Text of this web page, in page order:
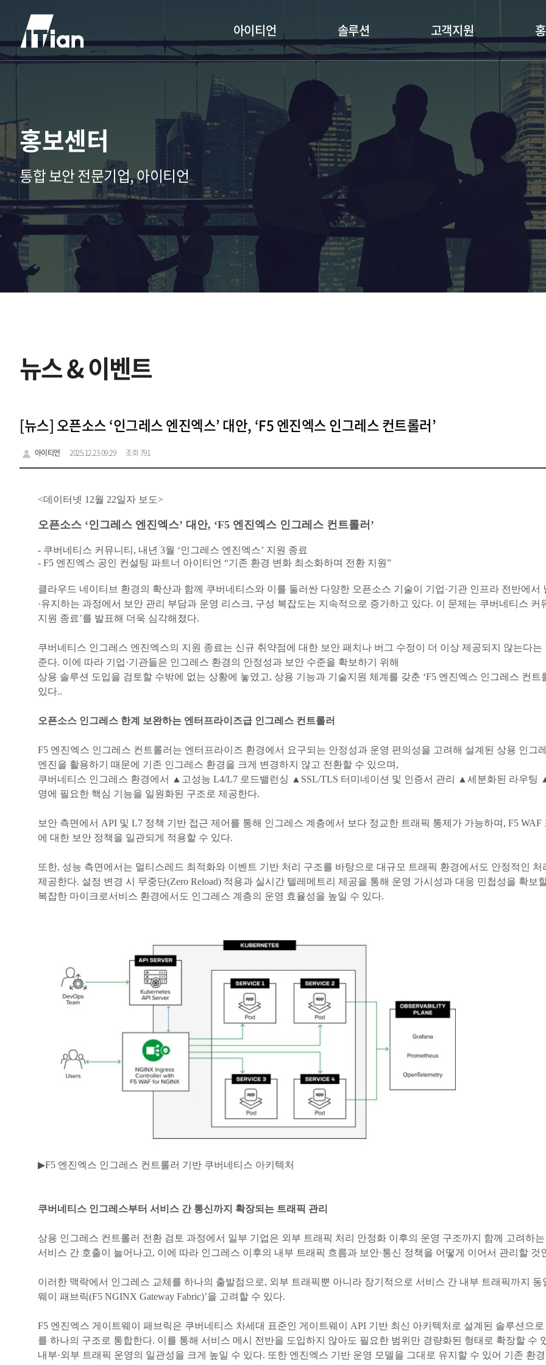
아이티언 솔루션 고객지원
홍보센터
통합 보안 전문기업, 아이티언
뉴스 & 이벤트
[뉴스] 오픈소스 ‘인그레스 엔진엑스’ 대안, ‘F5 엔진엑스 인그레스 컨트롤러’
아이티언 2025.12.23 09:29 조회 791
<데이터넷 12월 22일자 보도>
오픈소스 ‘인그레스 엔진엑스’ 대안, ‘F5 엔진엑스 인그레스 컨트롤러’
- 쿠버네티스 커뮤니티, 내년 3월 ‘인그레스 엔진엑스’ 지원 종료
- F5 엔진엑스 공인 컨설팅 파트너 아이티언 “기존 환경 변화 최소화하며 전환 지원”
클라우드 네이티브 환경의 확산과 함께 쿠버네티스와 이를 둘러싼 다양한 오픈소스 기술이 기업·기관 인프라 전반에
·유지하는 과정에서 보안 관리 부담과 운영 리스크, 구성 복잡도는 지속적으로 증가하고 있다. 이 문제는 쿠버네티스 커
지원 종료’를 발표해 더욱 심각해졌다.
쿠버네티스 인그레스 엔진엑스의 지원 종료는 신규 취약점에 대한 보안 패치나 버그 수정이 더 이상 제공되지 않는다
준다. 이에 따라 기업·기관들은 인그레스 환경의 안정성과 보안 수준을 확보하기 위해
상용 솔루션 도입을 검토할 수밖에 없는 상황에 놓였고, 상용 기능과 기술지원 체계를 갖춘 ‘F5 엔진엑스 인그레스 컨트
있다..
오픈소스 인그레스 한계 보완하는 엔터프라이즈급 인그레스 컨트롤러
F5 엔진엑스 인그레스 컨트롤러는 엔터프라이즈 환경에서 요구되는 안정성과 운영 편의성을 고려해 설계된 상용 인
엔진을 활용하기 때문에 기존 인그레스 환경을 크게 변경하지 않고 전환할 수 있으며,
쿠버네티스 인그레스 환경에서 ▲고성능 L4/L7 로드밸런싱 ▲SSL/TLS 터미네이션 및 인증서 관리 ▲세분화된 라우
영에 필요한 핵심 기능을 일원화된 구조로 제공한다.
보안 측면에서 API 및 L7 정책 기반 접근 제어를 통해 인그레스 계층에서 보다 정교한 트래픽 통제가 가능하며, F5
에 대한 보안 정책을 일관되게 적용할 수 있다.
또한, 성능 측면에서는 멀티스레드 최적화와 이벤트 기반 처리 구조를 바탕으로 대규모 트래픽 환경에서도 안정적인
제공한다. 설정 변경 시 무중단(Zero Reload) 적용과 실시간 텔레메트리 제공을 통해 운영 가시성과 대응 민첩성을 확보
복잡한 마이크로서비스 환경에서도 인그레스 계층의 운영 효율성을 높일 수 있다.
▶F5 엔진엑스 인그레스 컨트롤러 기반 쿠버네티스 아키텍처
쿠버네티스 인그레스부터 서비스 간 통신까지 확장되는 트래픽 관리
상용 인그레스 컨트롤러 전환 검토 과정에서 일부 기업은 외부 트래픽 처리 안정화 이후의 운영 구조까지 함께 고려하
서비스 간 호출이 늘어나고, 이에 따라 인그레스 이후의 내부 트래픽 흐름과 보안·통신 정책을 어떻게 이어서 관리할
이러한 맥락에서 인그레스 교체를 하나의 출발점으로, 외부 트래픽뿐 아니라 장기적으로 서비스 간 내부 트래픽까지
웨이 패브릭(F5 NGINX Gateway Fabric)’을 고려할 수 있다.
F5 엔진엑스 게이트웨이 패브릭은 쿠버네티스 차세대 표준인 게이트웨이 API 기반 최신 아키텍처로 설계된 솔루션으
를 하나의 구조로 통합한다. 이를 통해 서비스 메시 전반을 도입하지 않아도 필요한 범위만 경량화된 형태로 확장할 수
내부·외부 트래픽 운영의 일관성을 크게 높일 수 있다. 또한 엔진엑스 기반 운영 모델을 그대로 유지할 수 있어 기존 환